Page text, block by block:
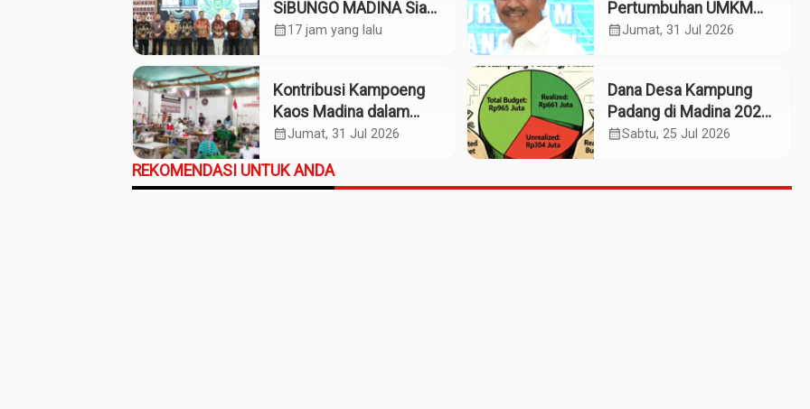
SiBUNGO MADINA Siap
Optimalkan Pendapatan
calendar_month17 jam yang lalu
Pertumbuhan UMKM
Termasuk Kampoeng
calendar_monthJumat, 31 Jul 2026
Kontribusi Kampoeng
Kaos Madina dalam
Industri Budaya dan
calendar_monthJumat, 31 Jul 2026
Dana Desa Kampung
Padang di Madina 2025:
Pagu Rp965 Juta,
calendar_monthSabtu, 25 Jul 2026
REKOMENDASI UNTUK ANDA